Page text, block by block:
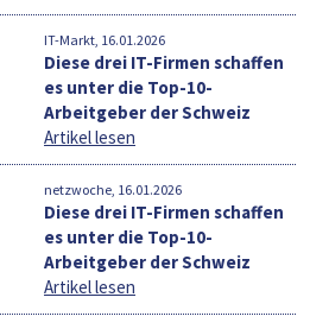
IT-Markt, 16.01.2026
Diese drei IT-Firmen schaffen
es unter die Top-10-
Arbeitgeber der Schweiz
Artikel lesen
netzwoche, 16.01.2026
Diese drei IT-Firmen schaffen
es unter die Top-10-
Arbeitgeber der Schweiz
Artikel lesen